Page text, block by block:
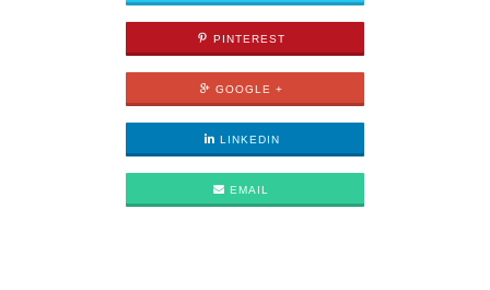
PINTEREST
GOOGLE +
LINKEDIN
EMAIL